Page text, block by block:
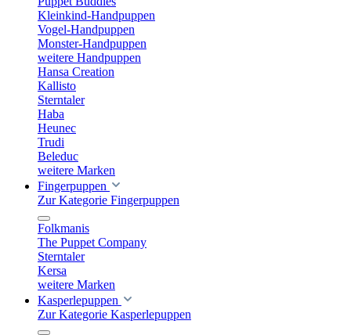
Kleinkind-Handpuppen
Vogel-Handpuppen
Monster-Handpuppen
weitere Handpuppen
Hansa Creation
Kallisto
Sterntaler
Haba
Heunec
Trudi
Beleduc
weitere Marken
Fingerpuppen
Zur Kategorie Fingerpuppen
Folkmanis
The Puppet Company
Sterntaler
Kersa
weitere Marken
Kasperlepuppen
Zur Kategorie Kasperlepuppen